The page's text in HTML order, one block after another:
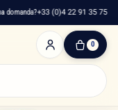
+33 (0)4 22 91 35 75
0
0